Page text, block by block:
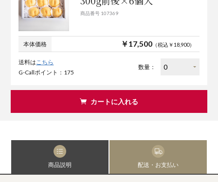
商品番号 107369
本体価格 ￥17,500（税込￥18,900）
送料は こちら
G-Callポイント：175
数量：
カートに入れる
商品説明 配送・お支払い